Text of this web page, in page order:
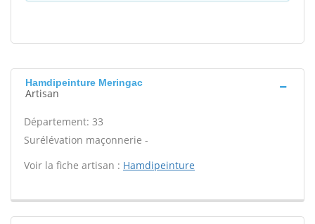
Hamdipeinture Meringac
Artisan
Département: 33
Surélévation maçonnerie -
Voir la fiche artisan : Hamdipeinture